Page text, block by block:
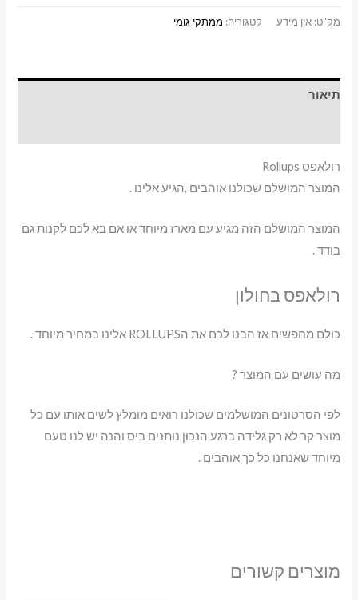
מחירים:
עד
מק"ט:אין מידע קטגוריה: ממתקי גומי
תיאור
רולאפס Rollups
המוצר המושלם שכולנו אוהבים ,הגיע אלינו .
המוצר המושלם הזה מגיע עם מארז מיוחד או אם בא לכם לקנות גם
בודד .
רולאפס בחולון
כולם מחפשים אז הבנו לכם את הROLLUPS אלינו במחיר מיוחד .
מה עושים עם המוצר ?
לפי הסרטונים המושלמים שכולנו רואים מומלץ לשים אותו עם כל
מוצר קר לא רק גלידה ברגע הנכון נותנים ביס והנה יש לנו טעם
מיוחד שאנחנו כל כך אוהבים .
מוצרים קשורים